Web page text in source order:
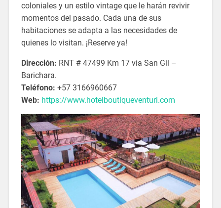
coloniales y un estilo vintage que le harán revivir
momentos del pasado. Cada una de sus
habitaciones se adapta a las necesidades de
quienes lo visitan. ¡Reserve ya!
Dirección: RNT # 47499 Km 17 vía San Gil –
Barichara.
Teléfono: +57 3166960667
Web: https://www.hotelboutiqueventuri.com